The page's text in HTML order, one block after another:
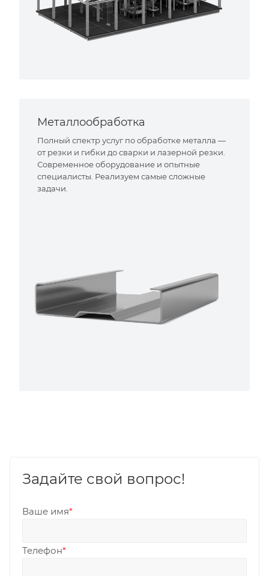
Металлообработка
Полный спектр услуг по обработке металла —
от резки и гибки до сварки и лазерной резки.
Современное оборудование и опытные
специалисты. Реализуем самые сложные
задачи.
Задайте свой вопрос!
Ваше имя*
Телефон*